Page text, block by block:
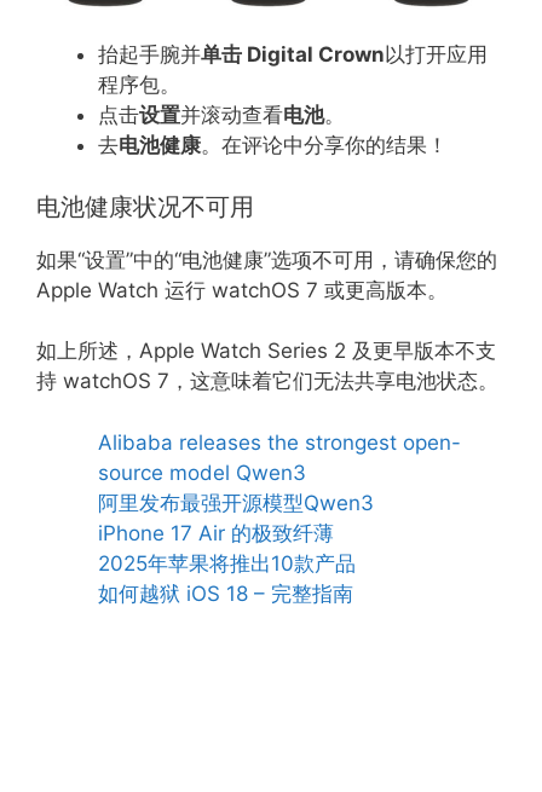
抬起手腕并单击 Digital Crown以打开应用
程序包。
点击设置并滚动查看电池。
去电池健康。在评论中分享你的结果！
电池健康状况不可用
如果“设置”中的“电池健康”选项不可用，请确保您的
Apple Watch 运行 watchOS 7 或更高版本。
如上所述，Apple Watch Series 2 及更早版本不支
持 watchOS 7，这意味着它们无法共享电池状态。
Alibaba releases the strongest open-
source model Qwen3
阿里发布最强开源模型Qwen3
iPhone 17 Air 的极致纤薄
2025年苹果将推出10款产品
如何越狱 iOS 18 – 完整指南